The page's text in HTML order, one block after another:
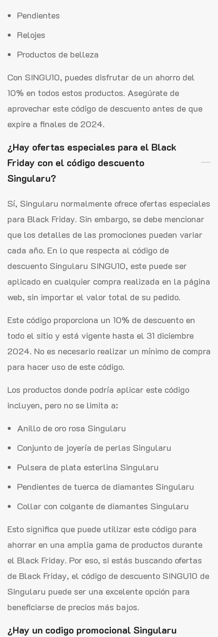
Pendientes
Relojes
Productos de belleza
Con SINGU10, puedes disfrutar de un ahorro del
10% en todos estos productos. Asegúrate de
aprovechar este código de descuento antes de que
expire a finales de 2024.
¿Hay ofertas especiales para el Black
Friday con el código descuento
Singularu?
Sí, Singularu normalmente ofrece ofertas especiales
para Black Friday. Sin embargo, se debe mencionar
que los detalles de las promociones pueden variar
cada año. En lo que respecta al código de
descuento Singularu SINGU10, este puede ser
aplicado en cualquier compra realizada en la página
web, sin importar el valor total de su pedido.
Este código proporciona un 10% de descuento en
todo el sitio y está vigente hasta el 31 diciembre
2024. No es necesario realizar un mínimo de compra
para hacer uso de este código.
Los productos donde podría aplicar este código
incluyen, pero no se limita a:
Anillo de oro rosa Singularu
Conjunto de joyería de perlas Singularu
Pulsera de plata esterlina Singularu
Pendientes de tuerca de diamantes Singularu
Collar con colgante de diamantes Singularu
Esto significa que puede utilizar este código para
ahorrar en una amplia gama de productos durante
el Black Friday. Por eso, si estás buscando ofertas
de Black Friday, el código de descuento SINGU10 de
Singularu puede ser una excelente opción para
beneficiarse de precios más bajos.
¿Hay un codigo promocional Singularu